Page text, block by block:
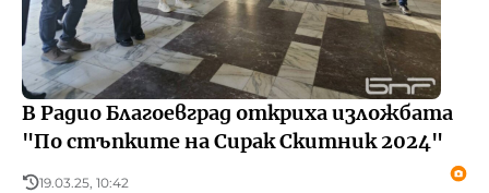
В Радио Благоевград откриха изложбата
"По стъпките на Сирак Скитник 2024"
19.03.25, 10:42